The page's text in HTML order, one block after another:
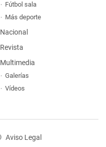
Fútbol sala
Más deporte
Nacional
Revista
Multimedia
Galerías
Vídeos
Aviso Legal